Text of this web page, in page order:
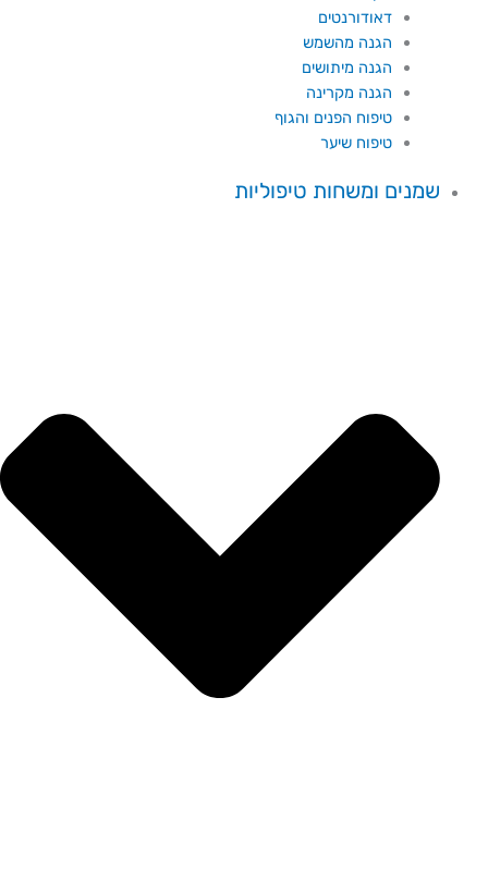
דאודורנטים
הגנה מהשמש
הגנה מיתושים
הגנה מקרינה
טיפוח הפנים והגוף
טיפוח שיער
שמנים ומשחות טיפוליות